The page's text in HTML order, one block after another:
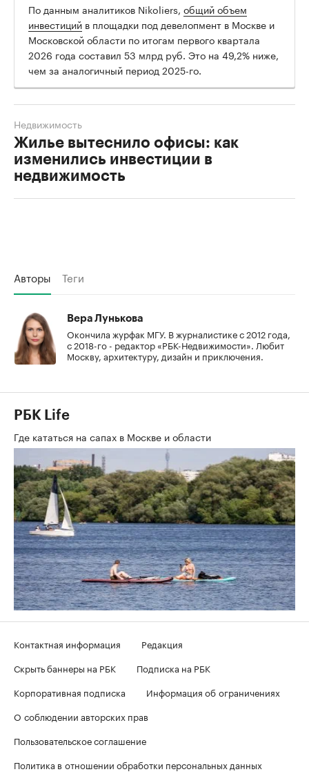
По данным аналитиков Nikoliers, общий объем
инвестиций в площадки под девелопмент в Москве и
Московской области по итогам первого квартала
2026 года составил 53 млрд руб. Это на 49,2% ниже,
чем за аналогичный период 2025-го.
Жилье вытеснило офисы: как
изменились инвестиции в
недвижимость
Недвижимость
Авторы Теги
Вера Лунькова
Окончила журфак МГУ. В журналистике с 2012 года,
с 2018-го - редактор «РБК-Недвижимости». Любит
Москву, архитектуру, дизайн и приключения.
РБК Life
Где кататься на сапах в Москве и области
Контактная информация
Редакция
Скрыть баннеры на РБК
Подписка на РБК
Корпоративная подписка
Информация об ограничениях
О соблюдении авторских прав
Пользовательское соглашение
Политика в отношении обработки персональных данных